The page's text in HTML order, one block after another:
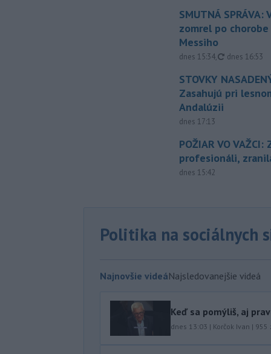
SMUTNÁ
zomrel po
Messiho
dnes 15:34, aktualizované
dnes 16:53
STOVKY
Zasahujú pri
Andalúzii
dnes 17:13
POŽIAR VO VAŽCI:
profesionáli,
dnes 15:42
Politika na sociálnych
Najnovšie videáNajsledovanejšie videá
Keď sa pomýliš, aj
dnes 13:03 | Korčok Ivan | 955